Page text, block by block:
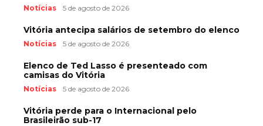
Notícias 5 de agosto de 2026
Vitória antecipa salários de setembro do elenco
Notícias 5 de agosto de 2026
Elenco de Ted Lasso é presenteado com
camisas do Vitória
Notícias 5 de agosto de 2026
Vitória perde para o Internacional pelo
Brasileirão sub-17